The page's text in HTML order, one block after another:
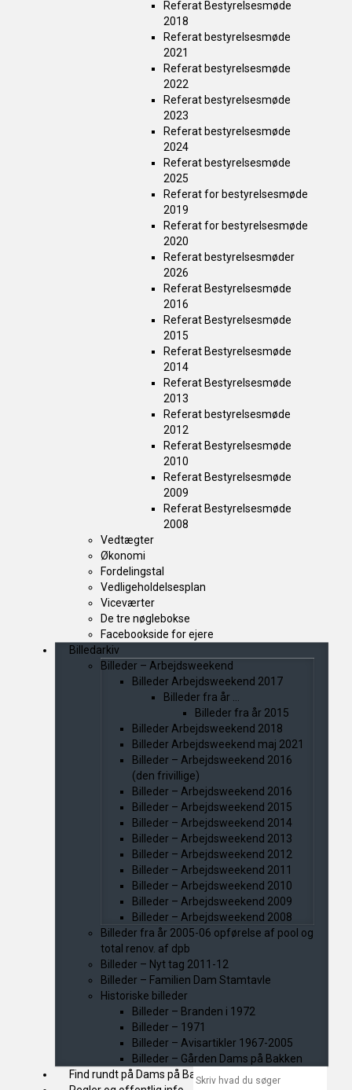
Referat Bestyrelsesmøde
2018
Referat bestyrelsesmøde
2021
Referat bestyrelsesmøde
2022
Referat bestyrelsesmøde
2023
Referat bestyrelsesmøde
2024
Referat bestyrelsesmøde
2025
Referat for bestyrelsesmøde
2019
Referat for bestyrelsesmøde
2020
Referat bestyrelsesmøder
2026
Referat Bestyrelsesmøde
2016
Referat Bestyrelsesmøde
2015
Referat Bestyrelsesmøde
2014
Referat Bestyrelsesmøde
2013
Referat bestyrelsesmøde
2012
Referat Bestyrelsesmøde
2010
Referat Bestyrelsesmøde
2009
Referat Bestyrelsesmøde
2008
Vedtægter
Økonomi
Fordelingstal
Vedligeholdelsesplan
Viceværter
De tre nøglebokse
Facebookside for ejere
Billedarkiv
Billeder – Arbejdsweekend
Billeder Arbejdsweekend 2017
Billeder fra år …
Billeder fra år 2015
Billeder Arbejdsweekend 2018
Billeder Arbejdsweekend maj 2021
Billeder – Arbejdsweekend 2016
(den frivillige)
Billeder – Arbejdsweekend 2016
Billeder – Arbejdsweekend 2015
Billeder – Arbejdsweekend 2014
Billeder – Arbejdsweekend 2013
Billeder – Arbejdsweekend 2012
Billeder – Arbejdsweekend 2011
Billeder – Arbejdsweekend 2010
Billeder – Arbejdsweekend 2009
Billeder – Arbejdsweekend 2008
Billeder fra år 2005-06 opførelse af pool og
total renov. af dpb
Billeder – Nyt tag 2011-12
Billeder – Familien Dam Stamtavle
Historiske billeder
Billeder – Branden i 1972
Billeder – 1971
Billeder – Avisartikler 1967-2005
Billeder – Gården Dams på Bakken
Find rundt på Dams på Bakken